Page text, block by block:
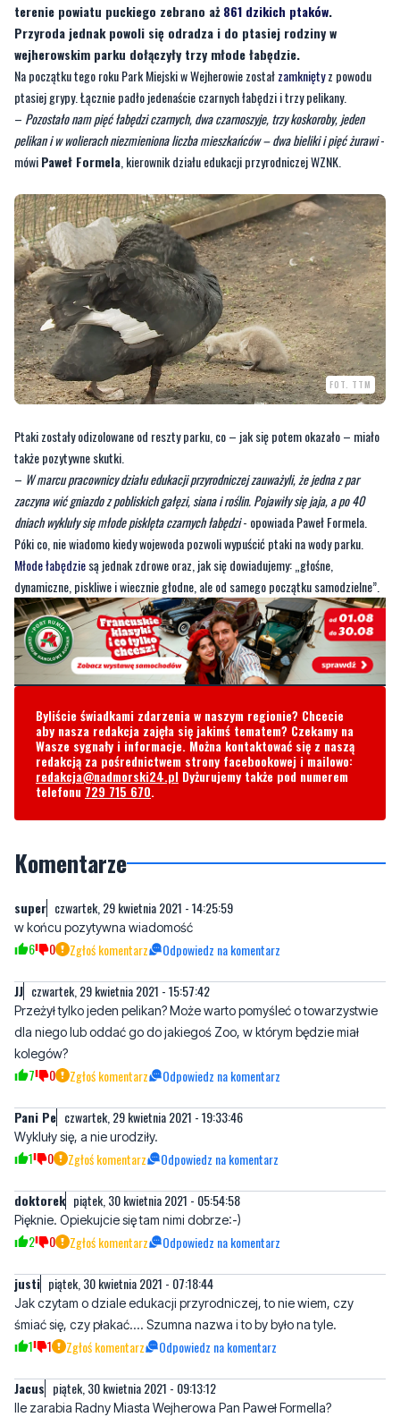
terenie powiatu puckiego zebrano aż 861 dzikich ptaków.
Przyroda jednak powoli się odradza i do ptasiej rodziny w
wejherowskim parku dołączyły trzy młode łabędzie.
Na początku tego roku Park Miejski w Wejherowie zostałzamkniętyz powodu
ptasiej grypy. Łącznie padło jedenaście czarnych łabędzi i trzy pelikany.
– Pozostało nam pięć łabędzi czarnych, dwa czarnoszyje, trzy koskoroby, jeden
pelikan i w wolierach niezmieniona liczba mieszkańców – dwa bieliki i pięć żurawi-
mówiPaweł Formela , kierownik działu edukacji przyrodniczej WZNK.
FOT. TTM
Ptaki zostały odizolowane od reszty parku, co – jak się potem okazało – miało
także pozytywne skutki.
– W marcu pracownicy działu edukacji przyrodniczej zauważyli, że jedna z par
zaczyna wić gniazdo z pobliskich gałęzi, siana i roślin. Pojawiły się jaja, a po 40
dniach wykluły się młode pisklęta czarnych łabędzi- opowiada Paweł Formela.
Póki co, nie wiadomo kiedy wojewoda pozwoli wypuścić ptaki na wody parku.
Młode łabędziesą jednak zdrowe oraz, jak się dowiadujemy: „głośne,
dynamiczne, piskliwe i wiecznie głodne, ale od samego początku samodzielne”.
Byliście świadkami zdarzenia w naszym regionie? Chcecie
aby nasza redakcja zajęła się jakimś tematem? Czekamy na
Wasze sygnały i informacje. Można kontaktować się z naszą
redakcją za pośrednictwem strony facebookowej i mailowo:
redakcja@nadmorski24.pl Dyżurujemy także pod numerem
telefonu 729 715 670.
Komentarze
super czwartek, 29 kwietnia 2021 - 14:25:59
w końcu pozytywna wiadomość
6 0 Zgłoś komentarz Odpowiedz na komentarz
JJ czwartek, 29 kwietnia 2021 - 15:57:42
Przeżył tylko jeden pelikan? Może warto pomyśleć o towarzystwie
dla niego lub oddać go do jakiegoś Zoo, w którym będzie miał
kolegów?
7 0 Zgłoś komentarz Odpowiedz na komentarz
Pani Pe czwartek, 29 kwietnia 2021 - 19:33:46
Wykluły się, a nie urodziły.
1 0 Zgłoś komentarz Odpowiedz na komentarz
doktorek piątek, 30 kwietnia 2021 - 05:54:58
Pięknie. Opiekujcie się tam nimi dobrze:-)
2 0 Zgłoś komentarz Odpowiedz na komentarz
justi piątek, 30 kwietnia 2021 - 07:18:44
Jak czytam o dziale edukacji przyrodniczej, to nie wiem, czy
śmiać się, czy płakać.... Szumna nazwa i to by było na tyle.
1 1 Zgłoś komentarz Odpowiedz na komentarz
Jacus piątek, 30 kwietnia 2021 - 09:13:12
Ile zarabia Radny Miasta Wejherowa Pan Paweł Formella?